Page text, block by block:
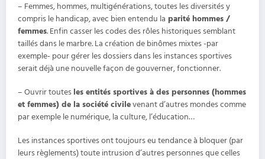
– Femmes, hommes, multigénérations, toutes les diversités y
compris le handicap, avec bien entendu la parité hommes /
femmes. Enfin casser les codes des rôles historiques semblant
taillés dans le marbre. La création de binômes mixtes -par
exemple- pour gérer les dossiers dans les instances sportives
serait déjà une nouvelle façon de gouverner, fonctionner.
– Ouvrir toutes les entités sportives à des personnes (hommes
et femmes) de la société civilevenant d’autres mondes comme
par exemple le numérique, la culture, l’éducation…
Les instances sportives ont toujours eu tendance à bloquer (par
leurs règlements) toute intrusion d’autres personnes que celles